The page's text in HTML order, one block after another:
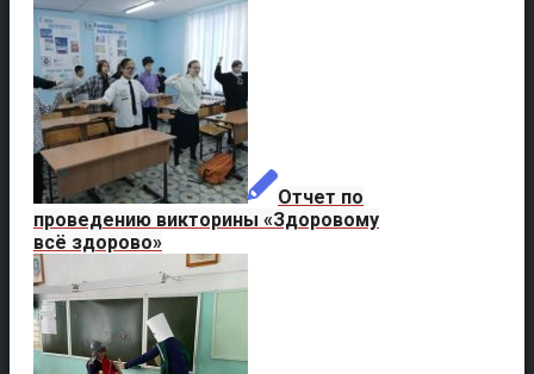
Отчет по
проведению викторины «Здоровому
всё здорово»